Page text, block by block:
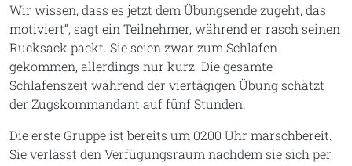
Wir wissen, dass es jetzt dem Übungsende zugeht, das
motiviert“, sagt ein Teilnehmer, während er rasch seinen
Rucksack packt. Sie seien zwar zum Schlafen
gekommen, allerdings nur kurz. Die gesamte
Schlafenszeit während der viertägigen Übung schätzt
der Zugskommandant auf fünf Stunden.
Die erste Gruppe ist bereits um 0200 Uhr marschbereit.
Sie verlässt den Verfügungsraum nachdem sie sich per